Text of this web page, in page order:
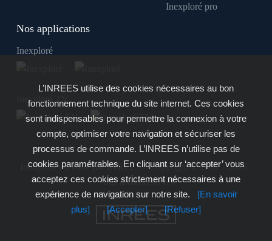
Inexploré pro
Nos applications
Inexploré
Inexploré TV
Inexploré est édité par INREES - Copyright © 2007 - 2026 -
Tous droits réservés
L’INREES utilise des cookies nécessaires au bon
fonctionnement technique du site internet. Ces cookies
sont indispensables pour permettre la connexion à votre
compte, optimiser votre navigation et sécuriser les
processus de commande. L’INREES n’utilise pas de
cookies paramétrables. En cliquant sur ‘accepter’ vous
acceptez ces cookies strictement nécessaires à une
expérience de navigation sur notre site.
[En savoir
plus]
[Accepter] [Refuser]